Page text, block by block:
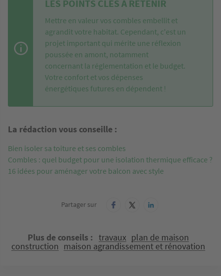
LES POINTS CLÉS À RETENIR
Mettre en valeur vos combles embellit et
agrandit votre habitat. Cependant, c'est un
projet important qui mérite une réflexion
poussée en amont, notamment
concernant la réglementation et le budget.
Votre confort et vos dépenses
énergétiques futures en dépendent !
La rédaction vous conseille :
Bien isoler sa toiture et ses combles
Combles : quel budget pour une isolation thermique efficace ?
16 idées pour aménager votre balcon avec style
Partager sur
Plus de conseils travaux plan de maison
construction maison agrandissement et rénovation